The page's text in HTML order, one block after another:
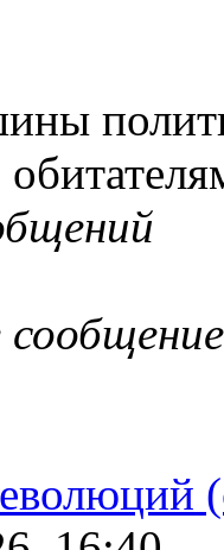
сообщение